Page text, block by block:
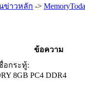
นข่าวหลัก ->
ข้อความ
อกระทู้:
8GB PC4 DDR4